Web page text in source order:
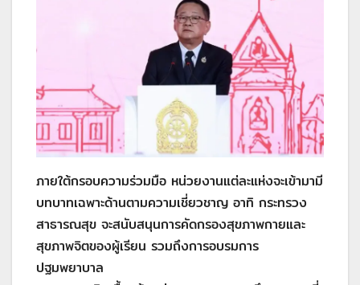
ภายใต้กรอบความร่วมมือ หน่วยงานแต่ละแห่งจะเข้ามามี
บทบาทเฉพาะด้านตามความเชี่ยวชาญ อาทิ กระทรวง
สาธารณสุข จะสนับสนุนการคัดกรองสุขภาพกายและ
สุขภาพจิตของผู้เรียน รวมถึงการอบรมการ
ปฐมพยาบาล